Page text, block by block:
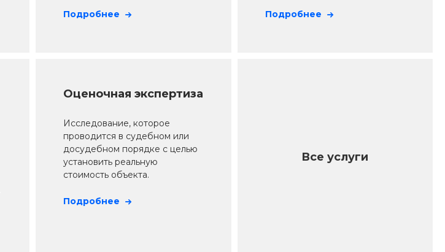
Подробнее Подробнее
Оценочная экспертиза
Исследование, которое
проводится в судебном или
досудебном порядке с целью
установить реальную
стоимость объекта.
Подробнее
Все услуги